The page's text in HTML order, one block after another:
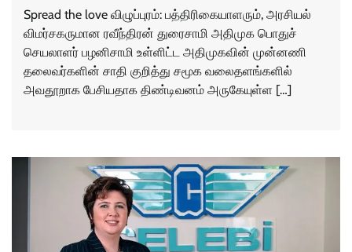
Spread the love விழுப்புரம்: பத்திரிகையாளரும், அரசியல்
விமர்சகருமான ரவீந்திரன் துரைசாமி அதிமுக பொதுச்
செயலாளர் பழனிசாமி உள்ளிட்ட அதிமுகவின் முன்னணி
தலைவர்களின் சாதி குறித்து சமூக வலைதளங்களில்
அவதூறாக பேசியதாக திண்டிவனம் அருகேயுள்ள […]